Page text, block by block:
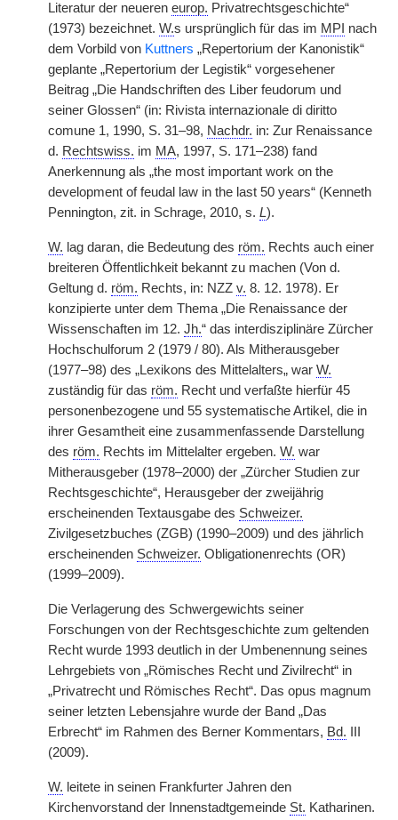
Literatur der neueren europ. Privatrechtsgeschichte“
(1973) bezeichnet. W.s ursprünglich für das im MPI nach
dem Vorbild von Kuttners „Repertorium der Kanonistik“
geplante „Repertorium der Legistik“ vorgesehener
Beitrag „Die Handschriften des Liber feudorum und
seiner Glossen“ (in: Rivista internazionale di diritto
comune 1, 1990, S. 31–98, Nachdr. in: Zur Renaissance
d. Rechtswiss. im MA, 1997, S. 171–238) fand
Anerkennung als „the most important work on the
development of feudal law in the last 50 years“ (Kenneth
Pennington, zit. in Schrage, 2010, s. L).
W. lag daran, die Bedeutung des röm. Rechts auch einer
breiteren Öffentlichkeit bekannt zu machen (Von d.
Geltung d. röm. Rechts, in: NZZ v. 8. 12. 1978). Er
konzipierte unter dem Thema „Die Renaissance der
Wissenschaften im 12. Jh.“ das interdisziplinäre Zürcher
Hochschulforum 2 (1979 / 80). Als Mitherausgeber
(1977–98) des „Lexikons des Mittelalters„ war W.
zuständig für das röm. Recht und verfaßte hierfür 45
personenbezogene und 55 systematische Artikel, die in
ihrer Gesamtheit eine zusammenfassende Darstellung
des röm. Rechts im Mittelalter ergeben. W. war
Mitherausgeber (1978–2000) der „Zürcher Studien zur
Rechtsgeschichte“, Herausgeber der zweijährig
erscheinenden Textausgabe des Schweizer.
Zivilgesetzbuches (ZGB) (1990–2009) und des jährlich
erscheinenden Schweizer. Obligationenrechts (OR)
(1999–2009).
Die Verlagerung des Schwergewichts seiner
Forschungen von der Rechtsgeschichte zum geltenden
Recht wurde 1993 deutlich in der Umbenennung seines
Lehrgebiets von „Römisches Recht und Zivilrecht“ in
„Privatrecht und Römisches Recht“. Das opus magnum
seiner letzten Lebensjahre wurde der Band „Das
Erbrecht“ im Rahmen des Berner Kommentars, Bd.
(2009).
W. leitete in seinen Frankfurter Jahren den
Kirchenvorstand der Innenstadtgemeinde St. Katharinen.